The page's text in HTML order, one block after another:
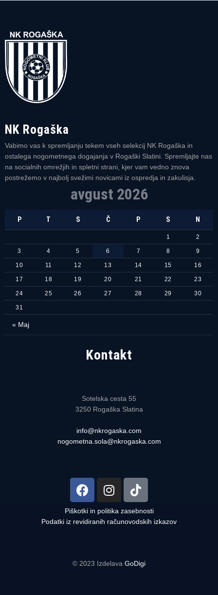
NK Rogaška
Vabimo vas k spremljanju tekem vseh selekcij NK Rogaška in
ostalega nogometnega dogajanja v Rogaški Slatini. Spremljajte nas
na socialnih omrežjih in spletni strani, kjer vam vedno znova
postrežemo v najbolj svežimi novicami iz ospredja in zakulisja.
avgust 2026
P T S Č P S N
« Maj
1 2
3 4 5 6 7 8 9
10 11 12 13 14 15 16
17 18 19 20 21 22 23
24 25 26 27 28 29 30
31
Kontakt
Sotelska cesta 55
3250 Rogaška Slatina
info@nkrogaska.com
nogometna.sola@nkrogaska.com
Piškotki in politika zasebnosti
Podatki iz revidiranih računovodskih izkazov
© 2023 Izdelava GoDigi